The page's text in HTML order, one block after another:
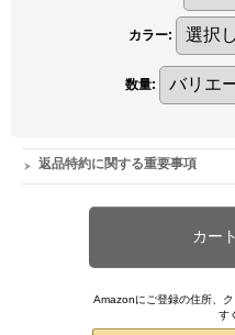
カラー:
数量:
返品特約に関する重要事項
Amazonにご登録の住所、
す